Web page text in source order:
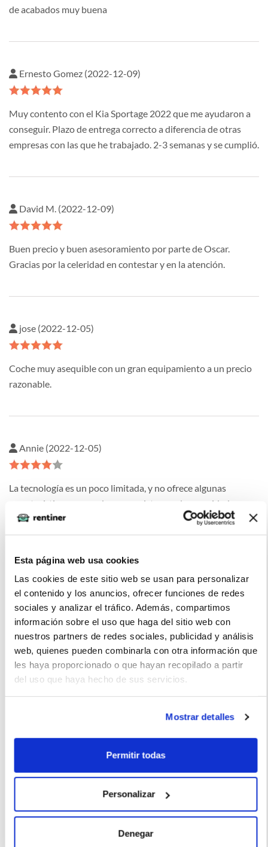
Esta página web usa cookies
Las cookies de este sitio web se usan para personalizar
el contenido y los anuncios, ofrecer funciones de redes
sociales y analizar el tráfico. Además, compartimos
información sobre el uso que haga del sitio web con
nuestros partners de redes sociales, publicidad y análisis
web, quienes pueden combinarla con otra información que
les haya proporcionado o que hayan recopilado a partir
del uso que haya hecho de sus servicios.
Mostrar detalles
Permitir todas
Personalizar
Denegar
de acabados muy buena
Ernesto Gomez (2022-12-09)
Muy contento con el Kia Sportage 2022 que me ayudaron a
conseguir. Plazo de entrega correcto a diferencia de otras
empresas con las que he trabajado. 2-3 semanas y se cumplió.
David M. (2022-12-09)
Buen precio y buen asesoramiento por parte de Oscar.
Gracias por la celeridad en contestar y en la atención.
jose (2022-12-05)
Coche muy asequible con un gran equipamiento a un precio
razonable.
Annie (2022-12-05)
La tecnología es un poco limitada, y no ofrece algunas
características avanzadas como sistemas de seguridad
avanzados, aunque el interior del vehículo es muy cómodo
para los ocupantes y ofrece una buena visibilidad desde el
Luis C. (2022-12-05)
No tiene la misma velocidad que algunos de sus
competidores y al no ser tan cómodo no creo que sea un
coche más adecuado para viajes largos
Enrique asd asd (2022-12-04)
Oscar me ha ayudado a conseguir un Kia Sportage 2022 y se
asdasdasd